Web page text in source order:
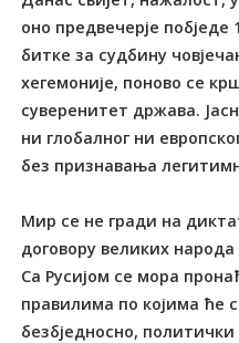
оно предвечерје побједе
битке за судбину
хегемоније, поново се
суверенитет држава.
ни глобалног ни
без признавања
Мир се не гради на
договору великих народа
Са Русијом се мора
правилима по којима ће
безбједносно,